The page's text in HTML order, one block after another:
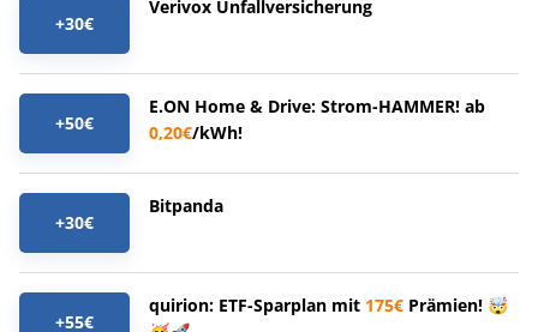
+30€
Verivox Unfallversicherung
+50€
E.ON Home & Drive: Strom-HAMMER! ab
0,20€/kWh!
+30€
Bitpanda
+55€
quirion: ETF-Sparplan mit 175€ Prämien! 🤯